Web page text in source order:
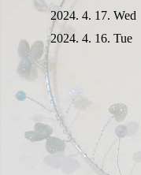
2024. 4. 17. Wed
2024. 4. 16. Tue